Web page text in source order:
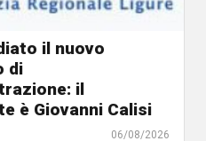
il nuovo
di
il
è Giovanni Calisi
06/08/2026